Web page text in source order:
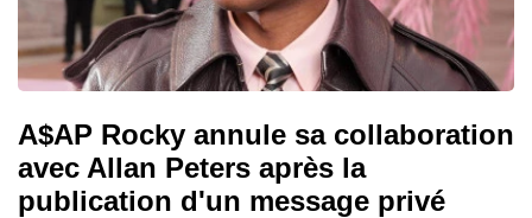
A$AP Rocky annule sa collaboration
avec Allan Peters après la
publication d'un message privé